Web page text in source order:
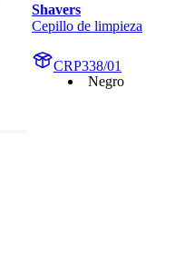
Shavers
Cepillo de limpieza
CRP338/01
Negro